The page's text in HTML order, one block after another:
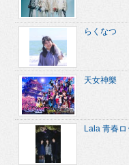
らくなつ
天女神樂
Lala 青春